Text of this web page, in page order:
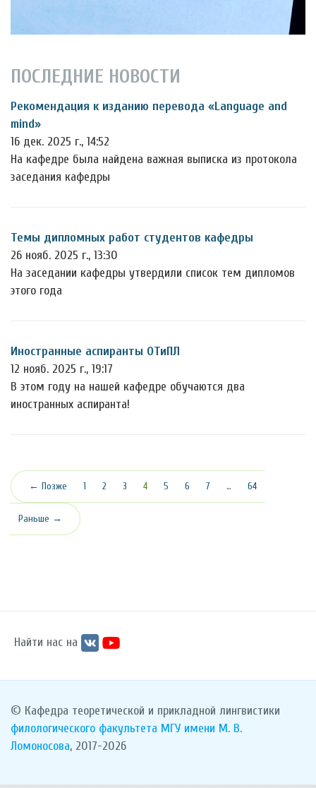
ПОСЛЕДНИЕ НОВОСТИ
Рекомендация к изданию перевода «Language and
mind»
16 дек. 2025 г., 14:52
На кафедре была найдена важная выписка из протокола
заседания кафедры
Темы дипломных работ студентов кафедры
26 нояб. 2025 г., 13:30
На заседании кафедры утвердили список тем дипломов
этого года
Иностранные аспиранты ОТиПЛ
12 нояб. 2025 г., 19:17
В этом году на нашей кафедре обучаются два
иностранных аспиранта!
← Позже 1 2 3 4(текущая)
5 6 7 … 64
Раньше →
Найти нас на
© Кафедра теоретической и прикладной лингвистики
филологического факультета МГУ имени М. В.
Ломоносова, 2017-2026